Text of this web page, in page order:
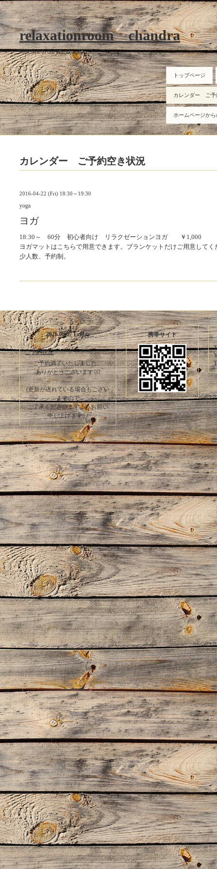
relaxationroom chandra
Welcome to our homepage
トップページ
カレンダー ご予
ホームページか
カレンダー ご予約空き状況
2016-04-22 (Fri) 18:30～19:30
yoga
ヨガ
18:30～ 60分 初心者向け リラクゼーションヨガ ￥1,000
ヨガマットはこちらで用意できます。ブランケットだけご用意してく
少人数、予約制。
2026.08.07 Friday
ご予約状況
ご予約満了いたしました。
ありがとうございます🙇‍♀️
(更新が遅れている場合もござい
ますので
ご了承くださいますようお願い
申し上げます）
携帯サイト